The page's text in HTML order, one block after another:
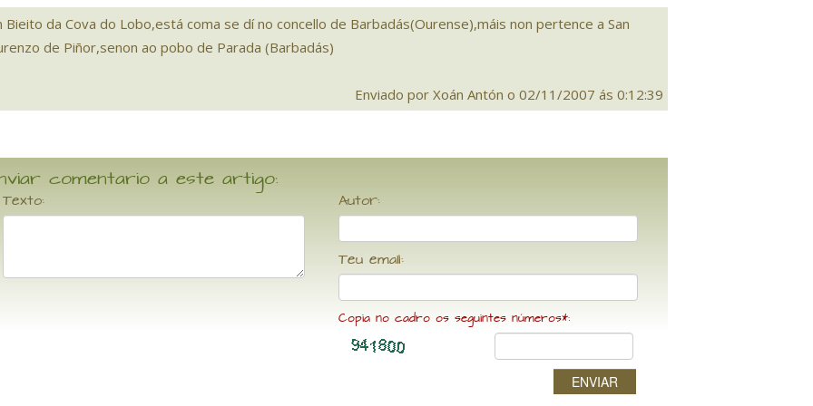
Bieito da Cova do Lobo,está coma se dí no concello de Barbadás(Ourense),máis non pertence a San
de Piñor,senon ao pobo de Parada (Barbadás)
Enviado por Xoán Antón o 02/11/2007 ás 0:12:39
comentario a este artigo:
Texto: Autor:
Teu email:
Copia no cadro os seguintes números*:
ENVIAR